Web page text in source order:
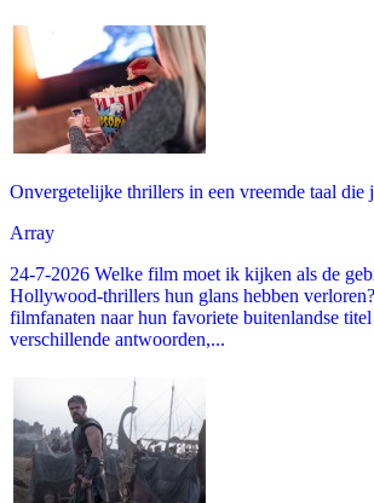
Onvergetelijke thrillers in een vreemde taal die
Array
24-7-2026 Welke film moet ik kijken als de
Hollywood-thrillers hun glans hebben
filmfanaten naar hun favoriete buitenlandse
verschillende antwoorden,...